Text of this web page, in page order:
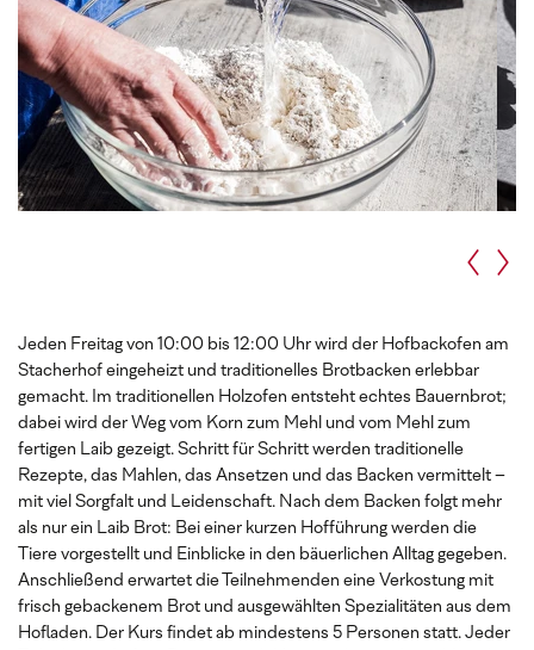
Jeden Freitag von 10:00 bis 12:00 Uhr wird der Hofbackofen am
Stacherhof eingeheizt und traditionelles Brotbacken erlebbar
gemacht. Im traditionellen Holzofen entsteht echtes Bauernbrot;
dabei wird der Weg vom Korn zum Mehl und vom Mehl zum
fertigen Laib gezeigt. Schritt für Schritt werden traditionelle
Rezepte, das Mahlen, das Ansetzen und das Backen vermittelt –
mit viel Sorgfalt und Leidenschaft. Nach dem Backen folgt mehr
als nur ein Laib Brot: Bei einer kurzen Hofführung werden die
Tiere vorgestellt und Einblicke in den bäuerlichen Alltag gegeben.
Anschließend erwartet die Teilnehmenden eine Verkostung mit
frisch gebackenem Brot und ausgewählten Spezialitäten aus dem
Hofladen. Der Kurs findet ab mindestens 5 Personen statt. Jeder